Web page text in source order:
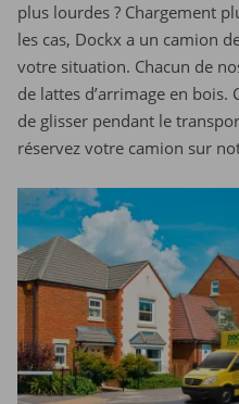
plus lourdes ? Chargement
les cas, Dockx a un camion
votre situation. Chacun de
de lattes d’arrimage en
de glisser pendant le
réservez votre camion sur